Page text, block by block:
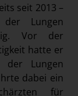
seit 2013 –
Lungen
Vor der
hatte er
Lungen
dabei ein
für